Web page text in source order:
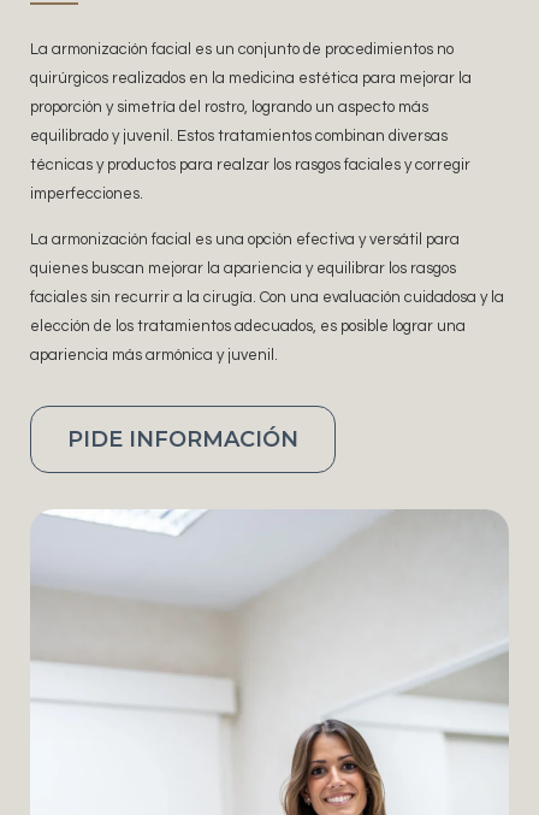
La armonización facial es un conjunto de procedimientos no
quirúrgicos realizados en la medicina estética para mejorar la
proporción y simetría del rostro, logrando un aspecto más
equilibrado y juvenil. Estos tratamientos combinan diversas
técnicas y productos para realzar los rasgos faciales y corregir
imperfecciones.
La armonización facial es una opción efectiva y versátil para
quienes buscan mejorar la apariencia y equilibrar los rasgos
faciales sin recurrir a la cirugía. Con una evaluación cuidadosa y la
elección de los tratamientos adecuados, es posible lograr una
apariencia más armónica y juvenil.
PIDE INFORMACIÓN